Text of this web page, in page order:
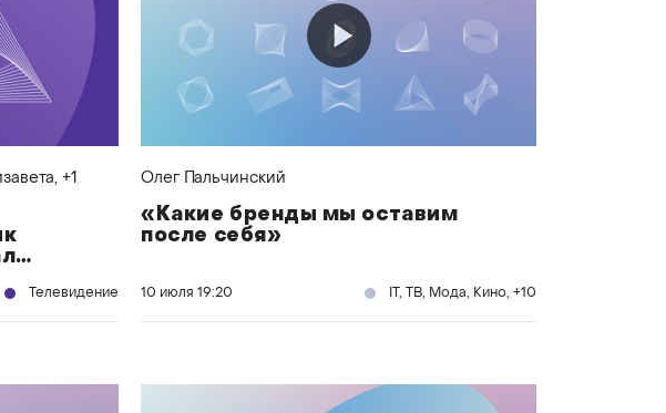
, +1
иТелевидение
Олег Пальчинский
«Какие бренды мы оставим
после себя»
10 июля 19:20 IT, ТВ, Мода, Кино, +10